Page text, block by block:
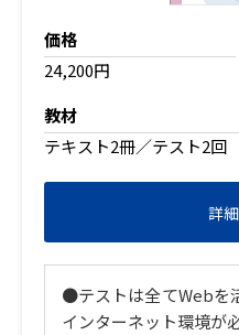
価格
24,200円
教材
テキスト2冊／テスト2
詳
●テストは全てWebを
インターネット環境が